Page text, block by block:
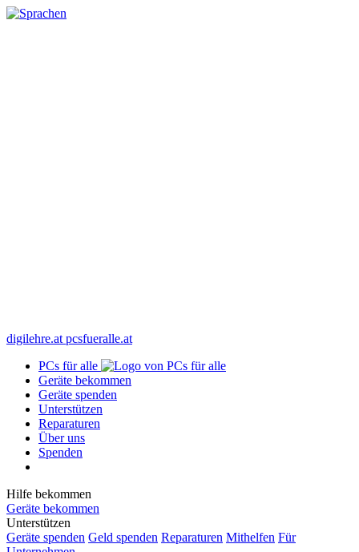
digilehre.at pcsfueralle.at
PCs für alle
Geräte bekommen
Geräte spenden
Unterstützen
Reparaturen
Über uns
Spenden
Hilfe bekommen
Geräte bekommen
Unterstützen
Geräte spenden Geld spenden Reparaturen Mithelfen Für